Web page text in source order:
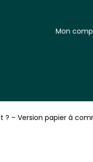
Mon
? – Version papier à